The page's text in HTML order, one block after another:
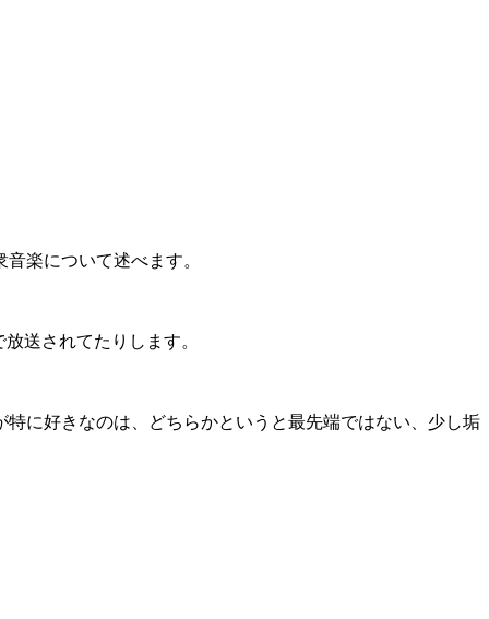
楽について述べます。
送されてたりします。
に好きなのは、どちらかというと最先端ではない、少し垢